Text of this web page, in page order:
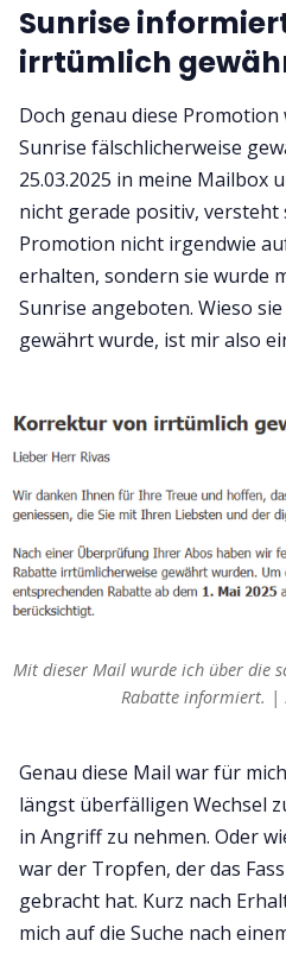
Sunrise
irrtümlich
Doch genau diese
Sunrise fälschlicherweise
25.03.2025 in meine Mailbox
nicht gerade positiv, versteht
Promotion nicht irgendwie
erhalten, sondern sie wurde
Sunrise angeboten. Wieso
gewährt wurde, ist mir also
Mit dieser Mail wurde ich über die
Rabatte informiert. |
Genau diese Mail war für
längst überfälligen Wechsel
in Angriff zu nehmen. Oder
war der Tropfen, der das
gebracht hat. Kurz nach
mich auf die Suche nach